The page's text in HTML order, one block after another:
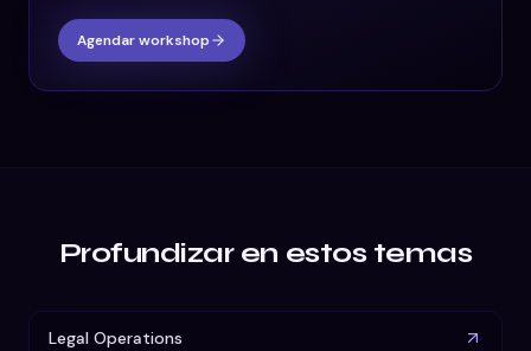
Agendar workshop
Profundizar en estos temas
Legal Operations